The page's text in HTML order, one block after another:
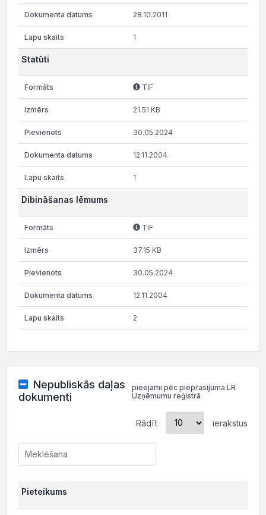
28.10.2011
1
Statūti
TIF
21.51 KB
30.05.2024
12.11.2004
1
Dibināšanas lēmums
TIF
37.15 KB
30.05.2024
12.11.2004
2
Nepubliskās daļas
dokumenti
pieejami pēc pieprasījuma LR
Uzņēmumu reģistrā
Rādīt ierakstus
Pieteikums